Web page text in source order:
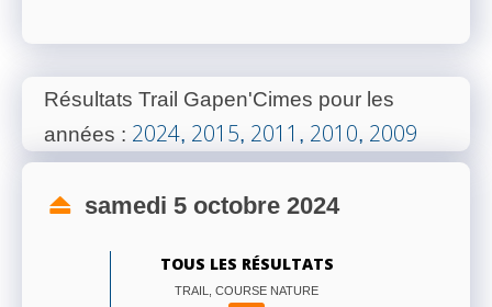
Résultats Trail Gapen'Cimes pour les
années : 2024, 2015, 2011 , 2010, 2009
samedi 5 octobre 2024
TOUS LES RÉSULTATS
TRAIL, COURSE NATURE